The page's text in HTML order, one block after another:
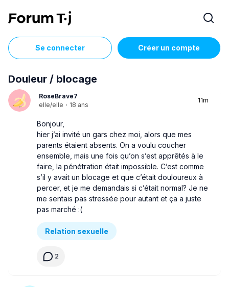
Se connecter Créer un compte
Douleur / blocage
RoseBrave7
elle/elle · 18 ans
11m
Bonjour,
hier j’ai invité un gars chez moi, alors que mes
parents étaient absents. On a voulu coucher
ensemble, mais une fois qu’on s’est apprêtés à le
faire, la pénétration était impossible. C’est comme
s’il y avait un blocage et que c’était douloureux à
percer, et je me demandais si c’était normal? Je ne
me sentais pas stressée pour autant et ça a juste
pas marché :(
Relation sexuelle
2